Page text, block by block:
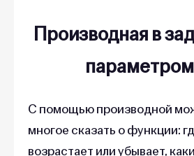
Производная в
параметром
С помощью производной
многое сказать о функции:
возрастает или убывает,